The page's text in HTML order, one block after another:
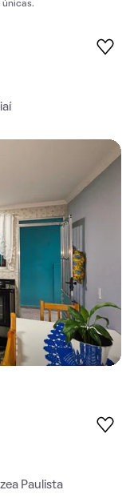
únicas.
Paulista